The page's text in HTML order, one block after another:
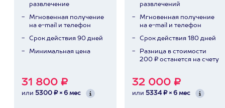
развлечение
Мгновенная получение
на e-mail и телефон
Срок действия 90 дней
Минимальная цена
31 800 ₽
или 5300 ₽ × 6 мес
развлечений
Мгновенная получение
на e-mail и телефон
Срок действия 180 дней
Разница в стоимости
200 ₽ останется на счету
32 000 ₽
или 5334 ₽ × 6 мес